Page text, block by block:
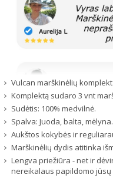
Vulcan marškinėlių
Komplektą sudaro 3 vnt
Sudėtis: 100% medvilnė.
Spalva: Juoda, balta, mėlyna.
Aukštos kokybės ir
Marškinėlių dydis atitinka
Lengva priežiūra - net ir
nereikalaus papildomo jūsų